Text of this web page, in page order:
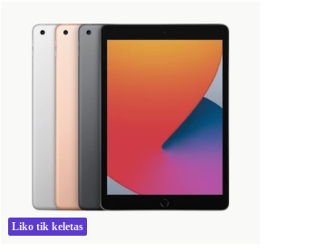
Liko tik keletas